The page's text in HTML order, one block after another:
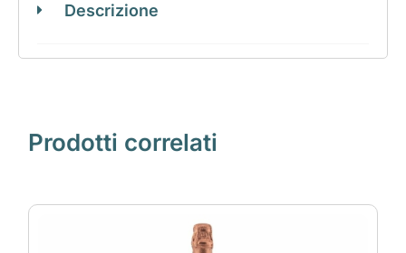
Descrizione
Prodotti correlati